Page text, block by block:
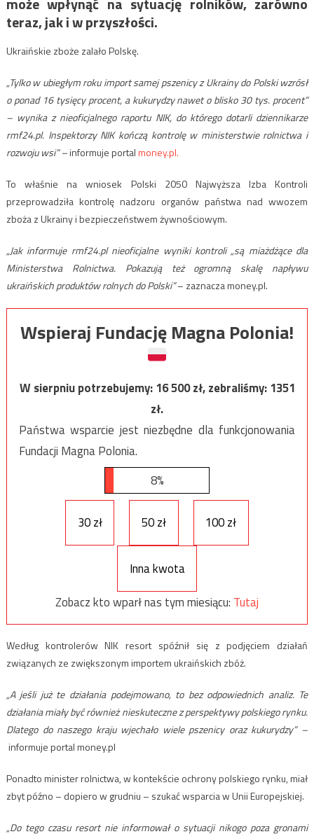
teraz, jak i w przyszłości.
Ukraińskie zboże zalało Polskę.
„Tylko w ubiegłym roku import samej pszenicy z Ukrainy do Polski wzrósł
o ponad 16 tysięcy procent, a kukurydzy nawet o blisko 30 tys. procent”
– wynika z nieoficjalnego raportu NIK, do którego dotarli dziennikarze
rmf24.pl. Inspektorzy NIK kończą kontrolę w ministerstwie rolnictwa i
rozwoju wsi” –informuje portalmoney.pl.
To właśnie na wniosek Polski 2050 Najwyższa Izba Kontroli
przeprowadziła kontrolę nadzoru organów państwa nad wwozem
zboża z Ukrainy i bezpieczeństwem żywnościowym.
„Jak informuje rmf24.pl nieoficjalne wyniki kontroli „są miażdżące dla
Ministerstwa Rolnictwa. Pokazują też ogromną skalę napływu
ukraińskich produktów rolnych do Polski”– zaznacza money.pl.
Wspieraj Fundację Magna Polonia!
W sierpniu potrzebujemy:16 500zł, zebraliśmy:1351
zł.
Państwa wsparcie jest niezbędne dla funkcjonowania
Fundacji Magna Polonia.
8%
30 zł 50 zł 100 zł
Inna kwota
Zobacz kto wparł nas tym miesiącu: Tutaj
Według kontrolerów NIK resort spóźnił się z podjęciem działań
związanych ze zwiększonym importem ukraińskich zbóż.
„A jeśli już te działania podejmowano, to bez odpowiednich analiz. Te
działania miały być również nieskuteczne z perspektywy polskiego rynku.
Dlatego do naszego kraju wjechało wiele pszenicy oraz kukurydzy” –
informuje portal money.pl
Ponadto minister rolnictwa, w kontekście ochrony polskiego rynku, miał
zbyt późno – dopiero w grudniu – szukać wsparcia w Unii Europejskiej.
„Do tego czasu resort nie informował o sytuacji nikogo poza gronami